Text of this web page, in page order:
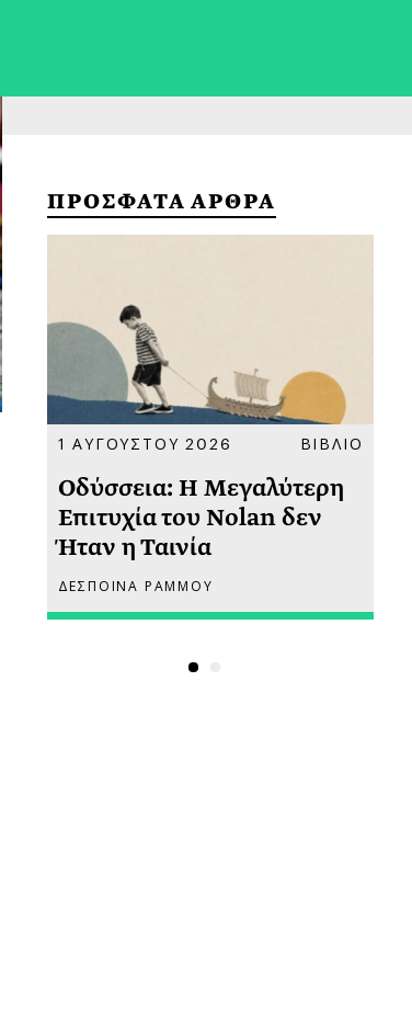
ΠΡΟΣΦΑΤΑ ΑΡΘΡΑ
1 ΑΥΓΟΥΣΤΟΥ 2026 ΒΙΒΛΙΟ
Οδύσσεια: Η Μεγαλύτερη
Επιτυχία του Nolan δεν
Ήταν η Ταινία
ΔΕΣΠΟΙΝΑ ΡΑΜΜΟΥ